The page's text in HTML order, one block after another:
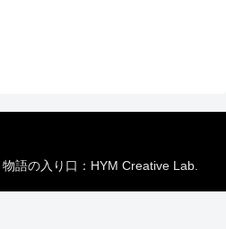
語の入り口：HYM Creative Lab.